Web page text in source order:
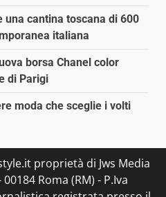
cantina toscana di 600
italiana
borsa Chanel color
di Parigi
moda che sceglie i volti
proprietà di Jws Media
Roma (RM) - P.Iva